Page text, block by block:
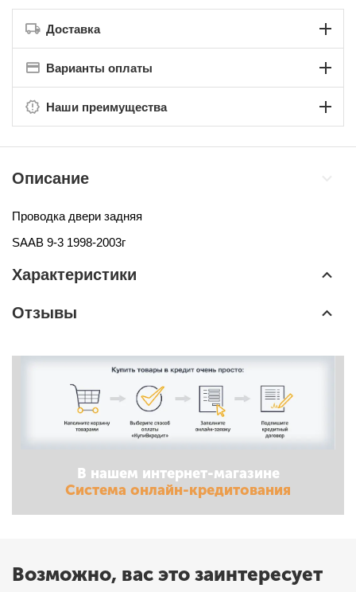
Доставка
Варианты оплаты
Наши преимущества
Описание
Проводка двери задняя
SAAB 9-3 1998-2003г
Характеристики
Отзывы
В нашем интернет-магазине
Система онлайн-кредитования
Возможно, вас это заинтересует